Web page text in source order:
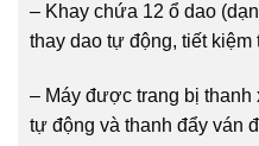
– Khay chứa 12 ổ dao
thay dao tự động, tiết
– Máy được trang bị thanh
tự động và thanh đẩy ván